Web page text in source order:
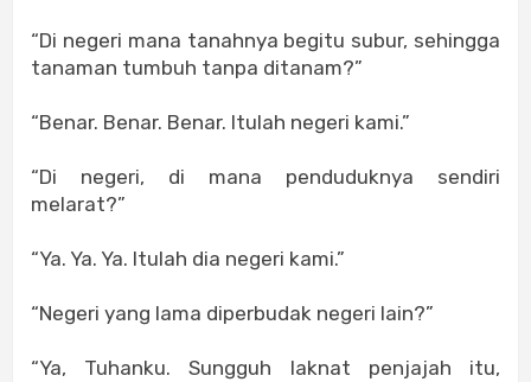
“Di negeri mana tanahnya begitu subur, sehingga
tanaman tumbuh tanpa ditanam?”
“Benar. Benar. Benar. Itulah negeri kami.”
“Di negeri, di mana penduduknya sendiri
melarat?”
“Ya. Ya. Ya. Itulah dia negeri kami.”
“Negeri yang lama diperbudak negeri lain?”
“Ya, Tuhanku. Sungguh laknat penjajah itu,